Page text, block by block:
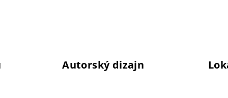
Autorský dizajn